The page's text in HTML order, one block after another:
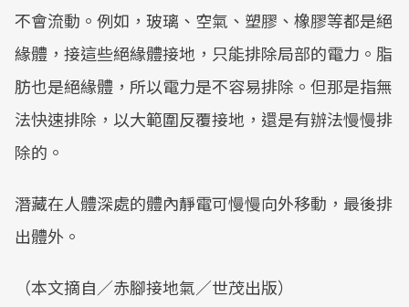
不會流動。例如，玻璃、空氣、塑膠、橡膠等都是絕
緣體，接這些絕緣體接地，只能排除局部的電力。脂
肪也是絕緣體，所以電力是不容易排除。但那是指無
法快速排除，以大範圍反覆接地，還是有辦法慢慢排
除的。
潛藏在人體深處的體內靜電可慢慢向外移動，最後排
出體外。
（本文摘自／赤腳接地氣／世茂出版）